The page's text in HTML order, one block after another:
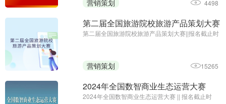
营销策划 4498
第二届全国旅游院校旅游产品策划大赛
第二届全国旅游院校旅游产品策划大赛||报名截止时
营销策划 15265
2024年全国数智商业生态运营大赛
2024年全国数智商业生态运营大赛 || 报名截止时